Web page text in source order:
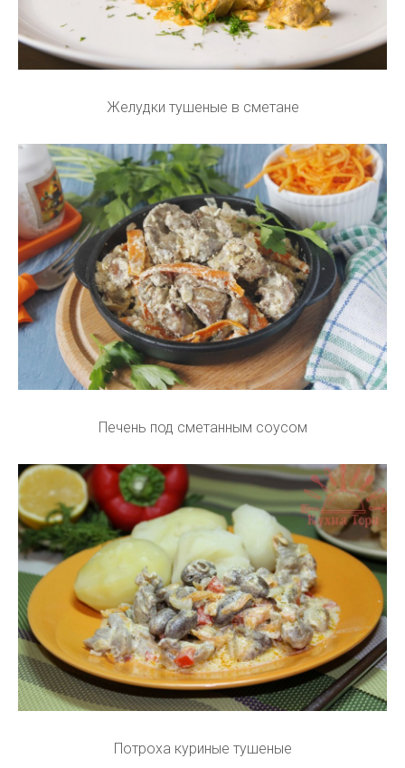
Желудки тушеные в сметане
Печень под сметанным соусом
Потроха куриные тушеные